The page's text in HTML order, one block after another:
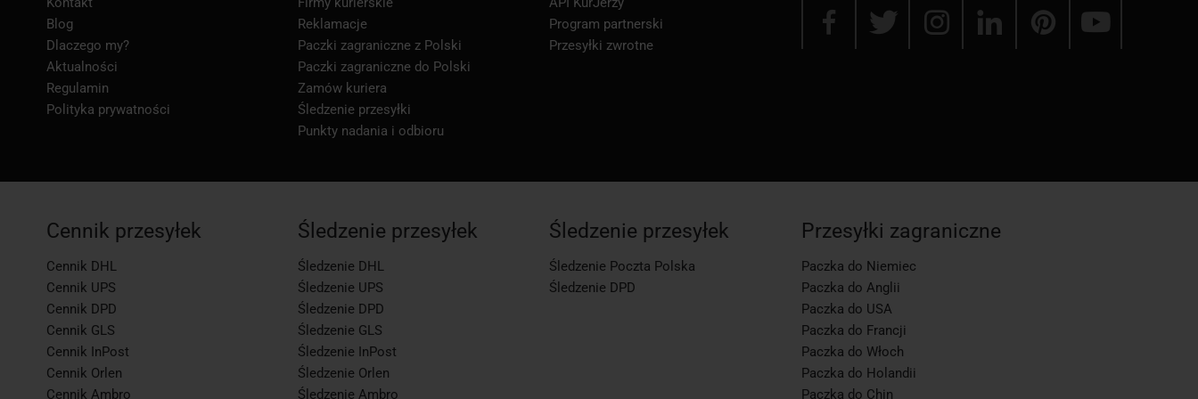
Blog
Dlaczego my?
Aktualności
Regulamin
Polityka prywatności
Reklamacje
Paczki zagraniczne z Polski
Paczki zagraniczne do Polski
Zamów kuriera
Śledzenie przesyłki
Punkty nadania i odbioru
Program partnerski
Przesyłki zwrotne
Cennik przesyłek
Cennik DHL
Cennik UPS
Cennik DPD
Cennik GLS
Cennik InPost
Cennik Orlen
Cennik Ambro
Śledzenie przesyłek
Śledzenie DHL
Śledzenie UPS
Śledzenie DPD
Śledzenie GLS
Śledzenie InPost
Śledzenie Orlen
Śledzenie Ambro
Śledzenie przesyłek
Śledzenie Poczta Polska
Śledzenie DPD
Przesyłki zagraniczne
Paczka do Niemiec
Paczka do Anglii
Paczka do USA
Paczka do Francji
Paczka do Włoch
Paczka do Holandii
Paczka do Chin